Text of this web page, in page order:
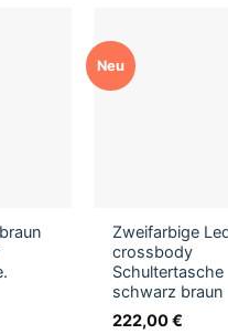
Neu
Zweifarbige
crossbody
Schultertasche
schwarz braun
222,00€